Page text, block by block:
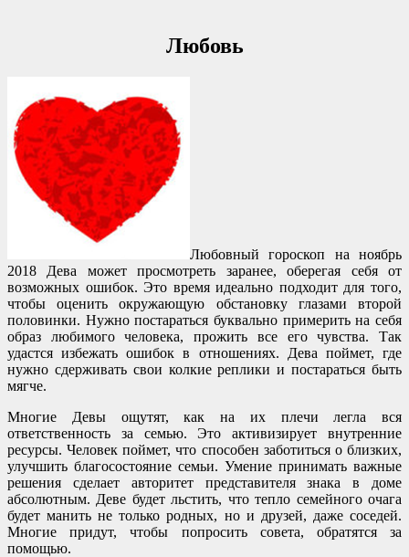
Любовь
Любовный гороскоп на ноябрь
2018 Дева может просмотреть заранее, оберегая себя от
возможных ошибок. Это время идеально подходит для того,
чтобы оценить окружающую обстановку глазами второй
половинки. Нужно постараться буквально примерить на себя
образ любимого человека, прожить все его чувства. Так
удастся избежать ошибок в отношениях. Дева поймет, где
нужно сдерживать свои колкие реплики и постараться быть
мягче.
Многие Девы ощутят, как на их плечи легла вся
ответственность за семью. Это активизирует внутренние
ресурсы. Человек поймет, что способен заботиться о близких,
улучшить благосостояние семьи. Умение принимать важные
решения сделает авторитет представителя знака в доме
абсолютным. Деве будет льстить, что тепло семейного очага
будет манить не только родных, но и друзей, даже соседей.
Многие придут, чтобы попросить совета, обратятся за
помощью.